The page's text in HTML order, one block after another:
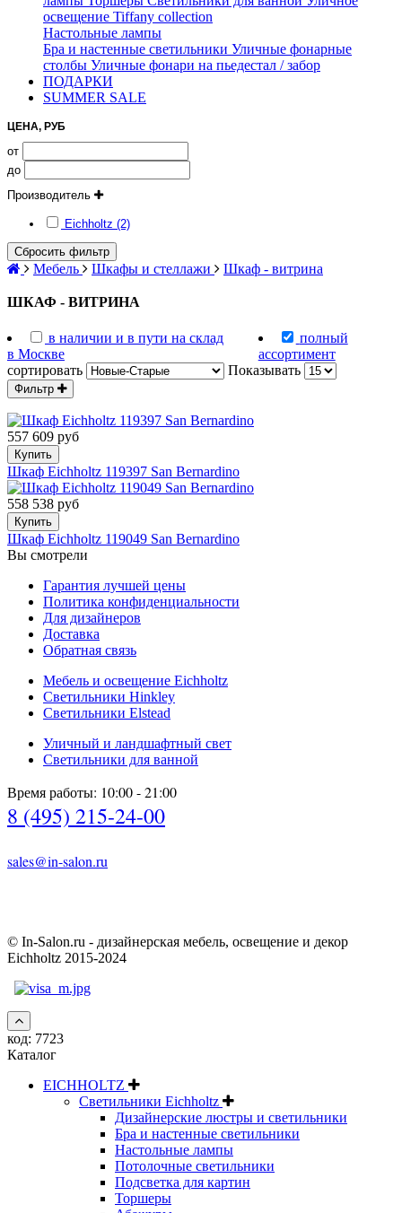
освещение Tiffany collection
Настольные лампы
Бра и настенные светильники Уличные фонарные
столбы Уличные фонари на пьедестал / забор
ПОДАРКИ
SUMMER SALE
ЦЕНА, РУБ
от
до
Производитель
Eichholtz (2)
Сбросить фильтр
Мебель Шкафы и стеллажи Шкаф - витрина
ШКАФ - ВИТРИНА
в наличии и в пути на склад
в Москве
полный
ассортимент
сортировать
Показывать
Фильтр
557 609 руб
Купить
Шкаф Eichholtz 119397 San Bernardino
558 538 руб
Купить
Шкаф Eichholtz 119049 San Bernardino
Вы смотрели
Гарантия лучшей цены
Политика конфиденциальности
Для дизайнеров
Доставка
Обратная связь
Мебель и освещение Eichholtz
Светильники Hinkley
Светильники Elstead
Уличный и ландшафтный свет
Светильники для ванной
Время работы: 10:00 - 21:00
8 (495) 215-24-00
sales@in-salon.ru
© In-Salon.ru - дизайнерская мебель, освещение и декор
Eichholtz 2015-2024
код: 7723
Каталог
EICHHOLTZ
Светильники Eichholtz
Дизайнерские люстры и светильники
Бра и настенные светильники
Настольные лампы
Потолочные светильники
Подсветка для картин
Торшеры